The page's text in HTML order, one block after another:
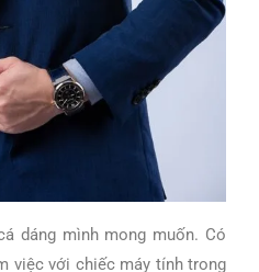
dáng mình mong muốn. Có
việc với chiếc máy tính trong